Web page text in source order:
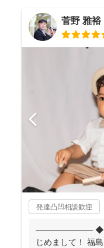
菅野 雅裕
発達凸凹相談歓迎
――――――― ◆
じめまして！ 福